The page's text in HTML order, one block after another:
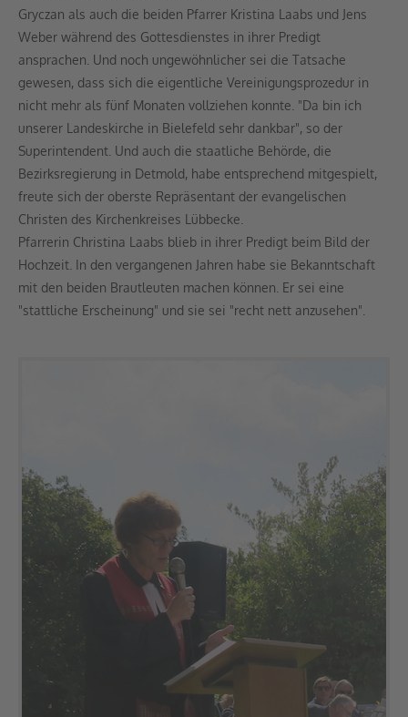
Gryczan als auch die beiden Pfarrer Kristina Laabs und Jens
Weber während des Gottesdienstes in ihrer Predigt
ansprachen. Und noch ungewöhnlicher sei die Tatsache
gewesen, dass sich die eigentliche Vereinigungsprozedur in
nicht mehr als fünf Monaten vollziehen konnte. "Da bin ich
unserer Landeskirche in Bielefeld sehr dankbar", so der
Superintendent. Und auch die staatliche Behörde, die
Bezirksregierung in Detmold, habe entsprechend mitgespielt,
freute sich der oberste Repräsentant der evangelischen
Christen des Kirchenkreises Lübbecke.
Pfarrerin Christina Laabs blieb in ihrer Predigt beim Bild der
Hochzeit. In den vergangenen Jahren habe sie Bekanntschaft
mit den beiden Brautleuten machen können. Er sei eine
"stattliche Erscheinung" und sie sei "recht nett anzusehen".